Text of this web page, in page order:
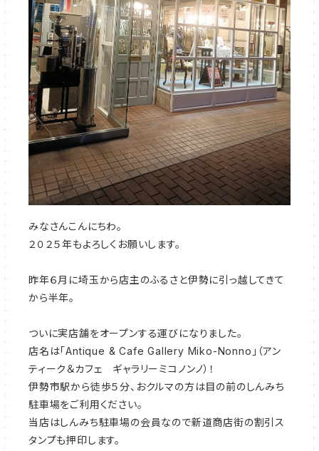
みなさんこんにちわ。
２０２５年もよろしくお願いします。
昨年６月に埼玉から店主のふるさと伊勢に引っ越してきて
から半年。
ついに実店舗をオープンする運びになりました。
店名は「Antique & Cafe Gallery Miko-Nonno」（アン
ティーク＆カフェ ギャラリーミコノンノ）！
伊勢市駅から徒歩５分、おクルマの方は目の前のしんみち
駐車場をご利用ください。
当店はしんみち駐車場の会員なので新道商店街の割引ス
タンプも押印します。